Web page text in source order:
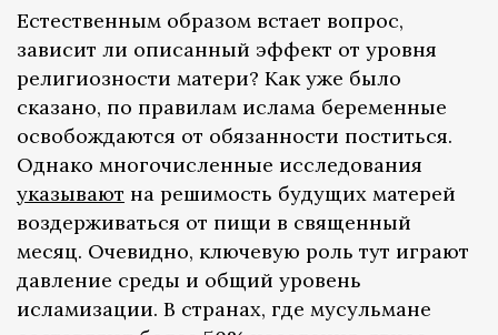
Естественным образом встает вопрос,
зависит ли описанный эффект от уровня
религиозности матери? Как уже было
сказано, по правилам ислама беременные
освобождаются от обязанности поститься.
Однако многочисленные исследования
указывают на решимость будущих матерей
воздерживаться от пищи в священный
месяц. Очевидно, ключевую роль тут играют
давление среды и общий уровень
исламизации. В странах, где мусульмане